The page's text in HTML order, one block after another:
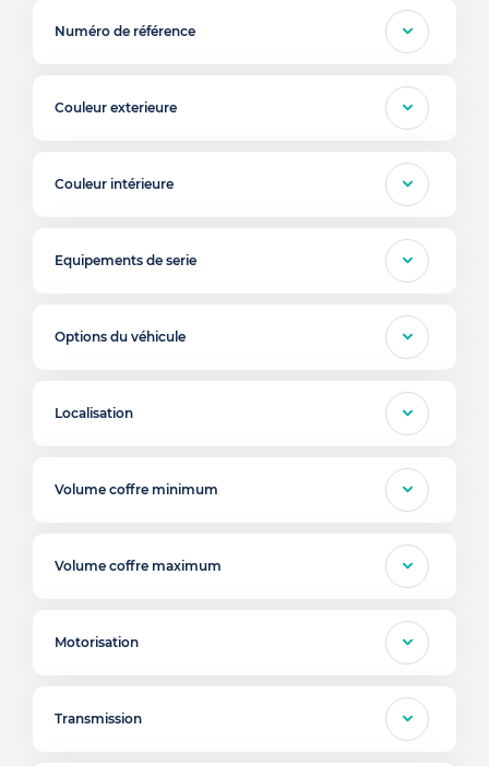
Numéro de référence
Couleur exterieure
Couleur intérieure
Equipements de serie
Options du véhicule
Localisation
Volume coffre minimum
Volume coffre maximum
Motorisation
Transmission